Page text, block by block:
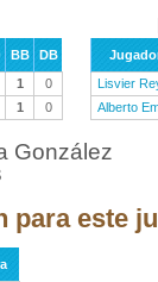
BB
DB
1
0
1 0
Lisvier
Alberto
González
para este